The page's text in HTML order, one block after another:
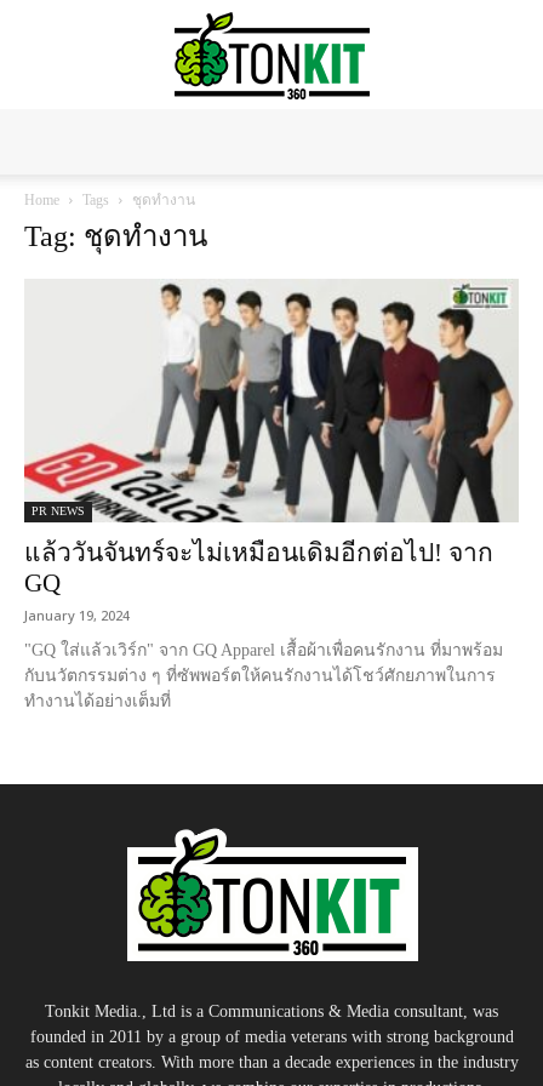
Home Tags ชุดทำงาน
Tag: ชุดทำงาน
PR NEWS
แล้ววันจันทร์จะไม่เหมือนเดิมอีกต่อไป! จาก
GQ
January 19, 2024
"GQ ใส่แล้วเวิร์ก" จาก GQ Apparel เสื้อผ้าเพื่อคนรักงาน ที่มาพร้อม
กับนวัตกรรมต่าง ๆ ที่ซัพพอร์ตให้คนรักงานได้โชว์ศักยภาพในการ
ทำงานได้อย่างเต็มที่
Tonkit Media., Ltd is a Communications & Media consultant, was
founded in 2011 by a group of media veterans with strong background
as content creators. With more than a decade experiences in the industry